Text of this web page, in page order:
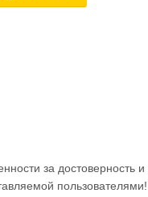
за достоверность и
пользователями!